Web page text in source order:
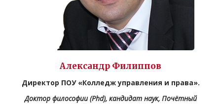
Александр Филиппов
Директор ПОУ «Колледж управления и права».
Доктор философии (Phd), кандидат наук, Почётный